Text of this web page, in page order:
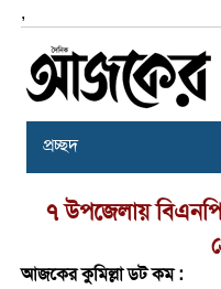
,
প্রচ্ছদ
৭ উপজেলায়
আজকের কুমিল্লা ডট কম :